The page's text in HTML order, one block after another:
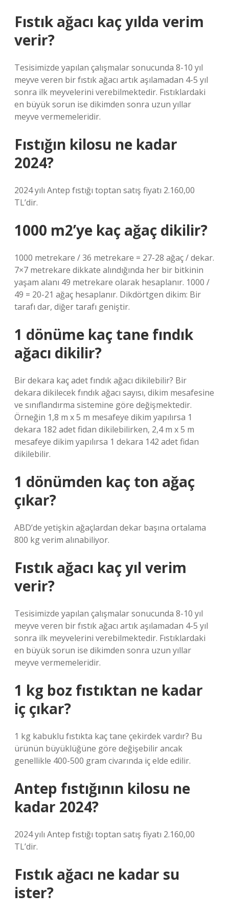
Fıstık ağacı kaç yılda verim
verir?
Tesisimizde yapılan çalışmalar sonucunda 8-10 yıl
meyve veren bir fıstık ağacı artık aşılamadan 4-5 yıl
sonra ilk meyvelerini verebilmektedir. Fıstıklardaki
en büyük sorun ise dikimden sonra uzun yıllar
meyve vermemeleridir.
Fıstığın kilosu ne kadar
2024?
2024 yılı Antep fıstığı toptan satış fiyatı 2.160,00
TL’dir.
1000 m2’ye kaç ağaç dikilir?
1000 metrekare / 36 metrekare = 27-28 ağaç / dekar.
7×7 metrekare dikkate alındığında her bir bitkinin
yaşam alanı 49 metrekare olarak hesaplanır. 1000 /
49 = 20-21 ağaç hesaplanır. Dikdörtgen dikim: Bir
tarafı dar, diğer tarafı geniştir.
1 dönüme kaç tane fındık
ağacı dikilir?
Bir dekara kaç adet fındık ağacı dikilebilir? Bir
dekara dikilecek fındık ağacı sayısı, dikim mesafesine
ve sınıflandırma sistemine göre değişmektedir.
Örneğin 1,8 m x 5 m mesafeye dikim yapılırsa 1
dekara 182 adet fidan dikilebilirken, 2,4 m x 5 m
mesafeye dikim yapılırsa 1 dekara 142 adet fidan
dikilebilir.
1 dönümden kaç ton ağaç
çıkar?
ABD’de yetişkin ağaçlardan dekar başına ortalama
800 kg verim alınabiliyor.
Fıstık ağacı kaç yıl verim
verir?
Tesisimizde yapılan çalışmalar sonucunda 8-10 yıl
meyve veren bir fıstık ağacı artık aşılamadan 4-5 yıl
sonra ilk meyvelerini verebilmektedir. Fıstıklardaki
en büyük sorun ise dikimden sonra uzun yıllar
meyve vermemeleridir.
1 kg boz fıstıktan ne kadar
iç çıkar?
1 kg kabuklu fıstıkta kaç tane çekirdek vardır? Bu
ürünün büyüklüğüne göre değişebilir ancak
genellikle 400-500 gram civarında iç elde edilir.
Antep fıstığının kilosu ne
kadar 2024?
2024 yılı Antep fıstığı toptan satış fiyatı 2.160,00
TL’dir.
Fıstık ağacı ne kadar su
ister?